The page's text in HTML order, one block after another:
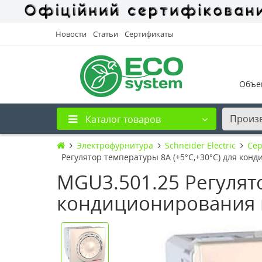
Новости Статьи Сертификаты
Каталог товаров
Электрофурнитура Schneider Electric
Регулятор температуры 8А (+5°С,+30°С) для
MGU3.501.25
кондиционирования